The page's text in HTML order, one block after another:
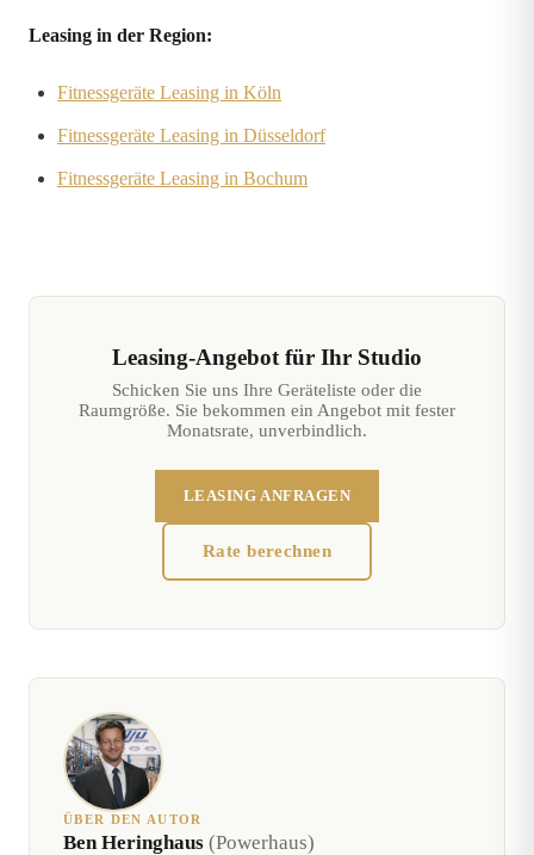
Leasing in der Region:
Fitnessgeräte Leasing in Köln
Fitnessgeräte Leasing in Düsseldorf
Fitnessgeräte Leasing in Bochum
Leasing-Angebot für Ihr Studio
Schicken Sie uns Ihre Geräteliste oder die
Raumgröße. Sie bekommen ein Angebot mit fester
Monatsrate, unverbindlich.
LEASING ANFRAGEN
Rate berechnen
ÜBER DEN AUTOR
Ben Heringhaus (Powerhaus)